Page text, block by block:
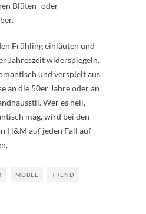
Blüten- oder
Frühling einläuten und
Jahreszeit widerspiegeln.
und verspielt aus
an die 50er Jahre oder an
Wer es hell,
mag, wird bei den
H&M auf jeden Fall auf
MÖBEL TREND